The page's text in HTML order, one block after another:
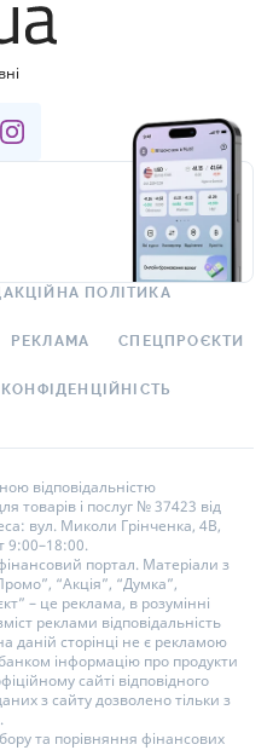
ПОЛІТИКА
РЕКЛАМА СПЕЦПРОЄКТИ
КОНФІДЕНЦІЙНІСТЬ
відповідальністю
товарів і послуг № 37423 від
вул. Миколи Грінченка, 4В,
9:00–18:00.
портал. Матеріали з
“Акція”, “Думка”,
– це реклама, в розумінні
реклами відповідальність
даній сторінці не є рекламою
інформацію про продукти
сайті відповідного
з сайту дозволено тільки з
та порівняння фінансових